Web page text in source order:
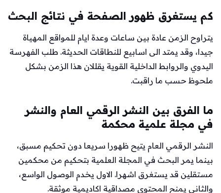
كم يستغرق ظهور الصفحة في نتائج البحث
يتراوح الزمن عادة بين ساعات وعدة ايام للمواقع المهياة
جيدا، وقد يمتد الى اسابيع للنطاقات الحديثة. طلب الفهرسة
اليدوي والروابط الداخلية القوية يقللان هذا الزمن بشكل
ملحوظ حسب ما راقبت.
ما الفرق بين النشر الرقمي العام والنشر
في مجلة علمية محكمة
النشر الرقمي العام يتيح ظهورا سريعا دون تحكيم مسبق،
بينما يمر البحث في المجلة العلمية بتحكيم من محكمين
مستقلين قد يستغرق اشهرا. الاول يخدم الوصول الواسع،
والثاني يمنح المحتوى مصداقية اكاديمية موثقة.